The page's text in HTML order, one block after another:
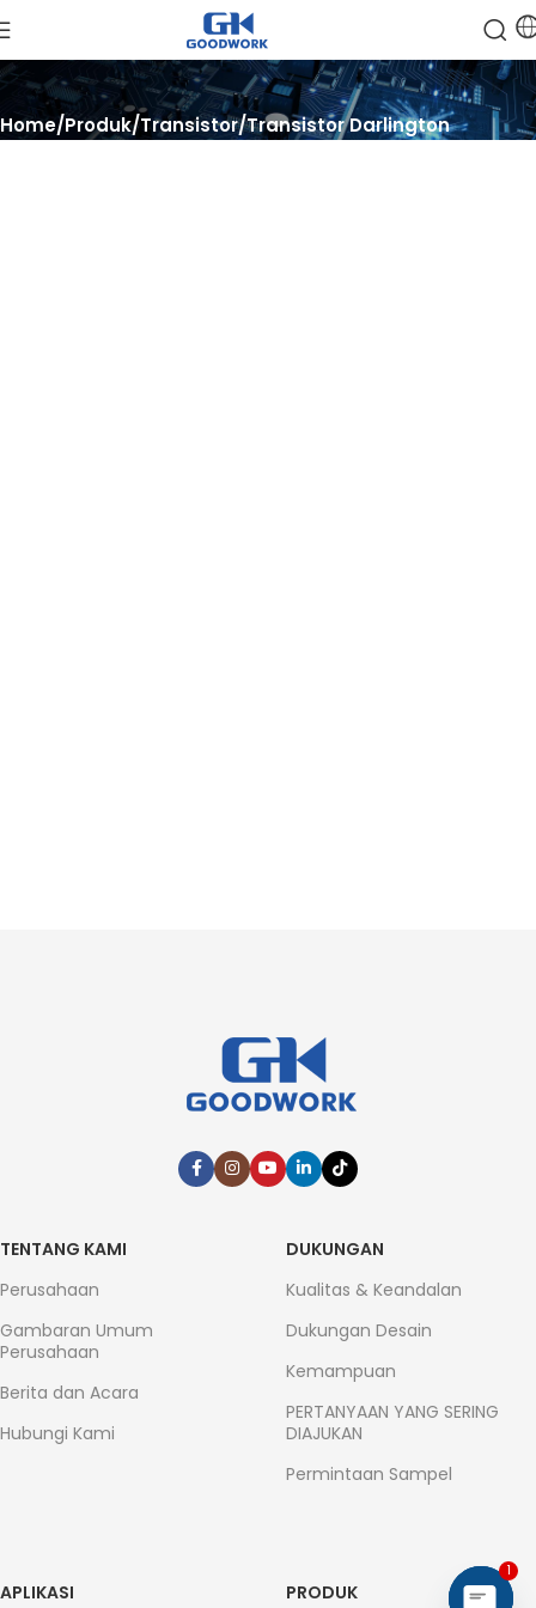
Home Produk Transistor Transistor Darlington
TENTANG KAMI
Perusahaan
Gambaran Umum
Perusahaan
Berita dan Acara
Hubungi Kami
DUKUNGAN
Kualitas & Keandalan
Dukungan Desain
Kemampuan
PERTANYAAN YANG SERING
DIAJUKAN
Permintaan Sampel
APLIKASI PRODUK
1